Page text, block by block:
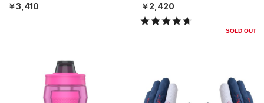
￥3,410 ￥2,420
SOLD OUT